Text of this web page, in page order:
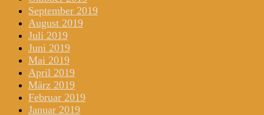
September 2019
August 2019
Juli 2019
Juni 2019
Mai 2019
April 2019
März 2019
Februar 2019
Januar 2019